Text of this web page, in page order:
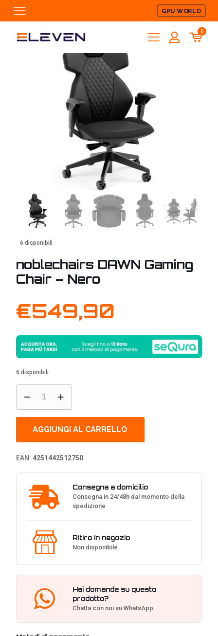
GPU WORLD
0
6 disponibili
noblechairs DAWN Gaming
Chair – Nero
€549,90
6 disponibili
DAWN
Gaming
Chair
quantità
AGGIUNGI AL CARRELLO
EAN: 4251442512750
Consegna a domicilio
Consegna in 24/48h dal momento della
spedizione
Ritiro in negozio
Non disponibile
Hai domande su questo
prodotto?
Chatta con noi su WhatsApp